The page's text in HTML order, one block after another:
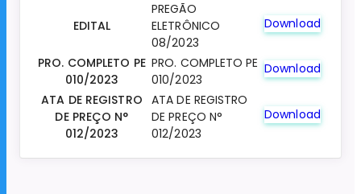
EDITAL
PREGÃO
ELETRÔNICO
08/2023
Download
PRO. COMPLETO PE
010/2023
PRO. COMPLETO PE
010/2023
Download
ATA DE REGISTRO
DE PREÇO N°
012/2023
ATA DE REGISTRO
DE PREÇO N°
012/2023
Download